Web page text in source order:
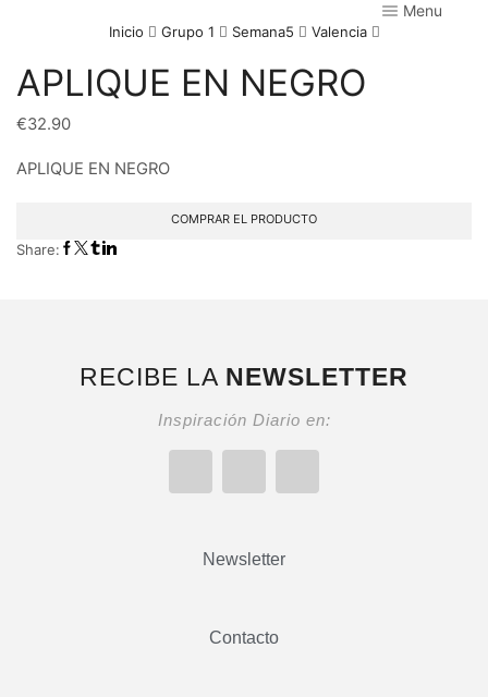
Menu
Inicio Grupo 1 Semana5 Valencia
APLIQUE EN NEGRO
€32.90
APLIQUE EN NEGRO
COMPRAR EL PRODUCTO
Share:
RECIBE LA NEWSLETTER
Inspiración Diario en:
Newsletter
Contacto